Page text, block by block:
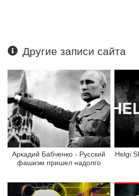
Другие записи сайта
Аркадий Бабченко - Русский
фашизм пришел надолго
Helgi